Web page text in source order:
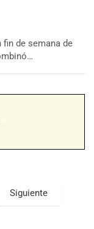
fin de semana de
Siguiente